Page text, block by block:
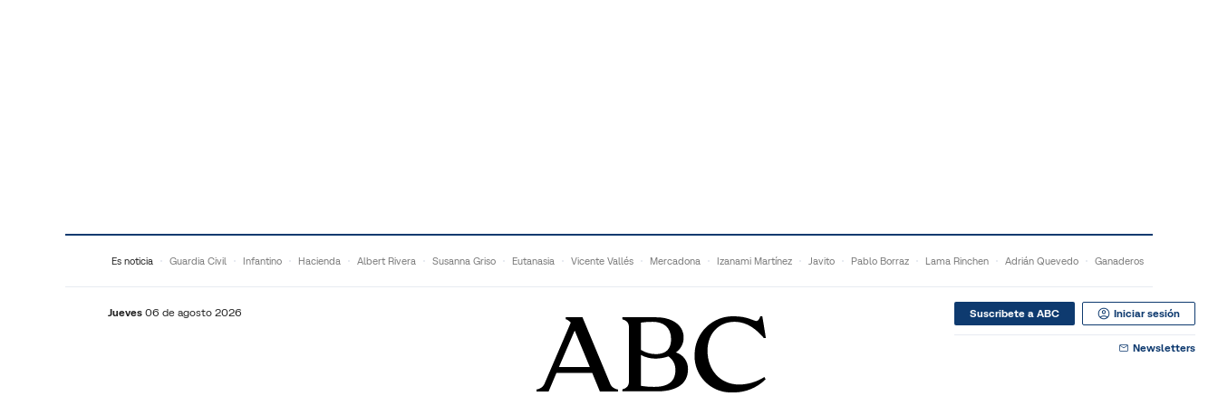
Es noticia Guardia Civil Infantino Hacienda Albert Rivera Susanna Griso Eutanasia Vicente Vallés Mercadona Izanami Martínez Javito Pablo Borraz Lama Rinchen Adrián Quevedo Ganaderos
Jueves 06 de agosto 2026 Suscribete a ABC Iniciar sesión
Newsletters